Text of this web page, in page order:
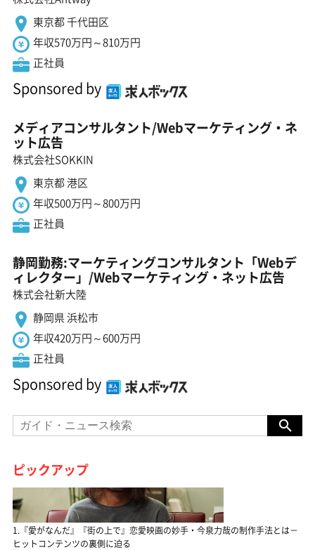
東京都 千代田区
年収570万円～810万円
正社員
Sponsored by
メディアコンサルタント/Webマーケティング・ネ
ット広告
株式会社SOKKIN
東京都 港区
年収500万円～800万円
正社員
静岡勤務:マーケティングコンサルタント「Webデ
ィレクター」/Webマーケティング・ネット広告
株式会社新大陸
静岡県 浜松市
年収420万円～600万円
正社員
Sponsored by
ピックアップ
1.『愛がなんだ』『街の上で』恋愛映画の妙手・今泉力哉の制作手法とは－
ヒットコンテンツの裏側に迫る